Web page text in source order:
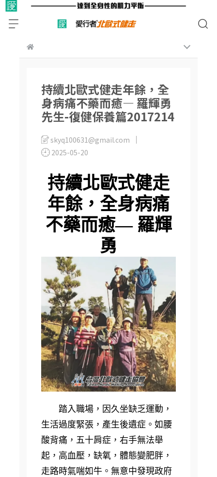
持續北歐式健走年餘，全
身病痛不藥而癒— 羅輝勇
先生-復健保養篇2017214
skyq100631@gmail.com
2025-05-20
持續北歐式健走
年餘，全身病痛
不藥而癒— 羅輝
勇
踏入職場，因久坐缺乏運動，
生活過度緊張，產生後遺症。如腰
酸背痛，五十肩症，右手無法舉
起，高血壓，缺氧，體態變肥胖，
走路時氣喘如牛。無意中發現政府